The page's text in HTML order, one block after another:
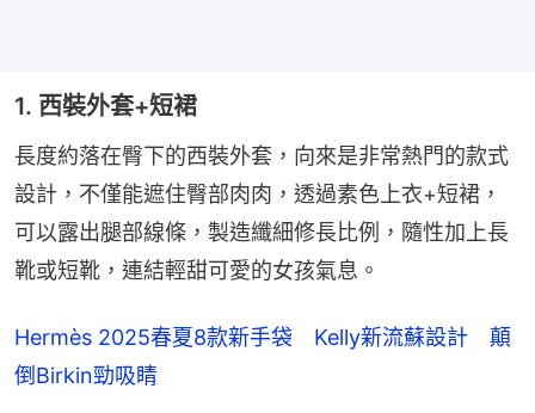
1. 西裝外套+短裙
長度約落在臀下的西裝外套，向來是非常熱門的款式
設計，不僅能遮住臀部肉肉，透過素色上衣+短裙，
可以露出腿部線條，製造纖細修長比例，隨性加上長
靴或短靴，連結輕甜可愛的女孩氣息。
Hermès 2025春夏8款新手袋 Kelly新流蘇設計 顛
倒Birkin勁吸睛